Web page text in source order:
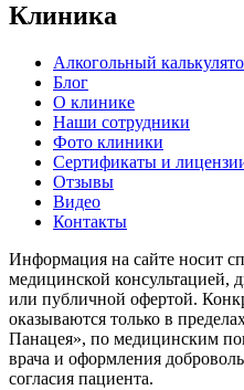
Клиника
Алкогольный
Блог
О клинике
Наши сотрудники
Фото клиники
Сертификаты и
Отзывы
Видео
Контакты
Информация на сайте носит
медицинской консультацией,
или публичной офертой.
оказываются только в
Панацея», по медицинским
врача и оформления
согласия пациента.